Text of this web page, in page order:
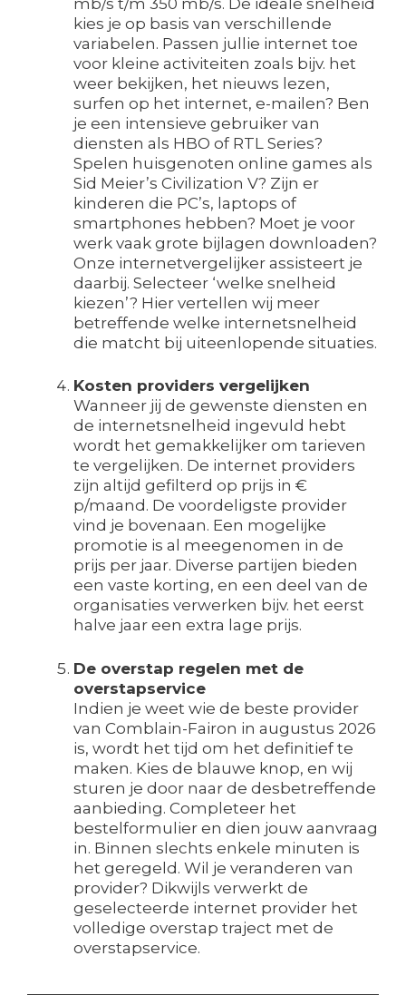
kies je op basis van verschillende
variabelen. Passen jullie internet toe
voor kleine activiteiten zoals bijv. het
weer bekijken, het nieuws lezen,
surfen op het internet, e-mailen? Ben
je een intensieve gebruiker van
diensten als HBO of RTL Series?
Spelen huisgenoten online games als
Sid Meier’s Civilization V? Zijn er
kinderen die PC’s, laptops of
smartphones hebben? Moet je voor
werk vaak grote bijlagen downloaden?
Onze internetvergelijker assisteert je
daarbij. Selecteer ‘welke snelheid
kiezen’? Hier vertellen wij meer
betreffende welke internetsnelheid
die matcht bij uiteenlopende situaties.
Kosten providers vergelijken
Wanneer jij de gewenste diensten en
de internetsnelheid ingevuld hebt
wordt het gemakkelijker om tarieven
te vergelijken. De internet providers
zijn altijd gefilterd op prijs in €
p/maand. De voordeligste provider
vind je bovenaan. Een mogelijke
promotie is al meegenomen in de
prijs per jaar. Diverse partijen bieden
een vaste korting, en een deel van de
organisaties verwerken bijv. het eerst
halve jaar een extra lage prijs.
De overstap regelen met de
overstapservice
Indien je weet wie de beste provider
van Comblain-Fairon in augustus 2026
is, wordt het tijd om het definitief te
maken. Kies de blauwe knop, en wij
sturen je door naar de desbetreffende
aanbieding. Completeer het
bestelformulier en dien jouw aanvraag
in. Binnen slechts enkele minuten is
het geregeld. Wil je veranderen van
provider? Dikwijls verwerkt de
geselecteerde internet provider het
volledige overstap traject met de
overstapservice.